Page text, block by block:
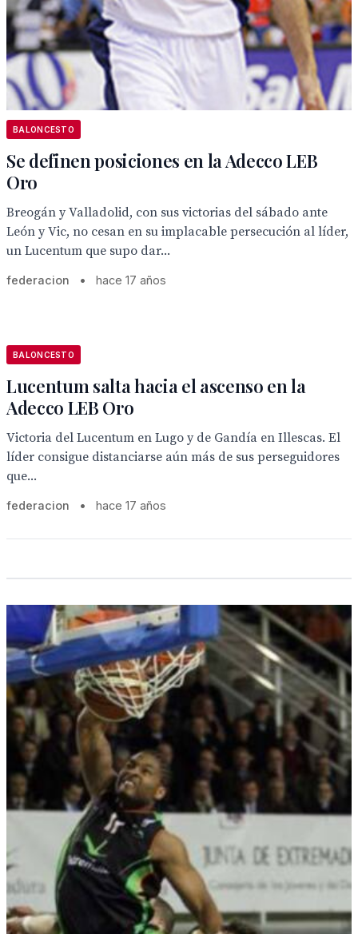
BALONCESTO
Se definen posiciones en la Adecco LEB
Oro
Breogán y Valladolid, con sus victorias del sábado ante
León y Vic, no cesan en su implacable persecución al líder,
un Lucentum que supo dar...
federacion • hace 17 años
BALONCESTO
Lucentum salta hacia el ascenso en la
Adecco LEB Oro
Victoria del Lucentum en Lugo y de Gandía en Illescas. El
líder consigue distanciarse aún más de sus perseguidores
que...
federacion • hace 17 años